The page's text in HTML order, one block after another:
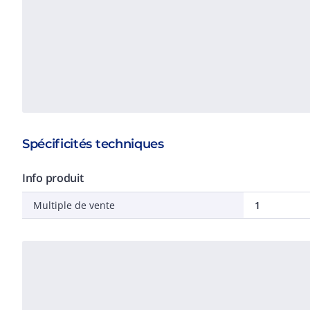
Spécificités techniques
Info produit
Multiple de vente 1